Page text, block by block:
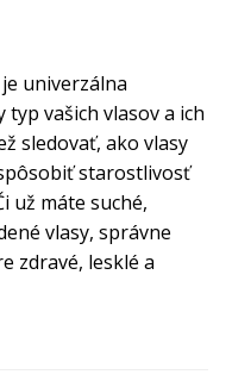
univerzálna
vašich vlasov a ich
sledovať, ako vlasy
starostlivosť
už máte suché,
vlasy, správne
zdravé, lesklé a